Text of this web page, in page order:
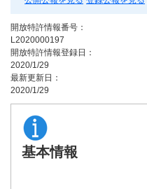
開放特許情報番号：
L2020000197
開放特許情報登録日：
2020/1/29
最新更新日：
2020/1/29
基本情報